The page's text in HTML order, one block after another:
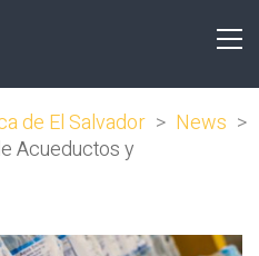
de El Salvador > News >
Acueductos y